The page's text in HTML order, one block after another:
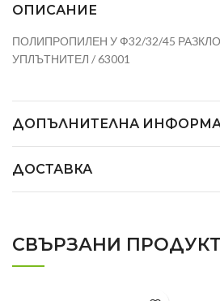
ОПИСАНИЕ
ПОЛИПРОПИЛЕН У Ф32/32/45
УПЛЪТНИТЕЛ / 63001
ДОПЪЛНИТЕЛНА
ДОСТАВКА
СВЪРЗАНИ